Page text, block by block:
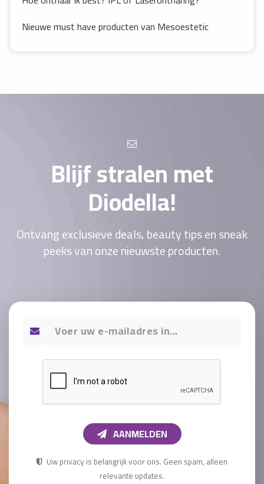
Nieuwe must have producten van Mesoestetic
Blijf stralen met
Diodella!
Ontvang exclusieve deals, beauty tips en sneak
peeks van onze nieuwste producten.
AANMELDEN
Uw privacy is belangrijk voor ons. Geen spam, alleen
relevante updates.